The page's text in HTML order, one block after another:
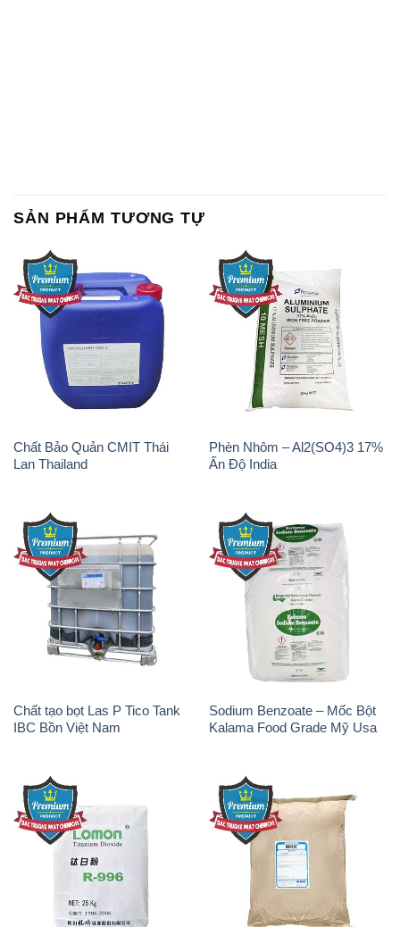
SẢN PHẨM TƯƠNG TỰ
Chất Bảo Quản CMIT Thái
Lan Thailand
Phèn Nhôm – Al2(SO4)3 17%
Ấn Độ India
Chất tạo bọt Las P Tico Tank
IBC Bồn Việt Nam
Sodium Benzoate – Mốc Bột
Kalama Food Grade Mỹ Usa